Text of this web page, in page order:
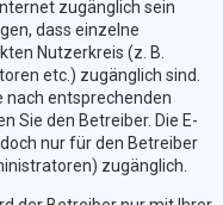
zugänglich sein
dass einzelne
Nutzerkreis (z. B.
etc.) zugänglich sind.
nach entsprechenden
Sie den Betreiber. Die E-
nur für den Betreiber
zugänglich.